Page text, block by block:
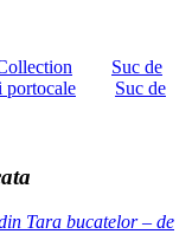
Suc de
portocale
Suc de
Tara bucatelor – de